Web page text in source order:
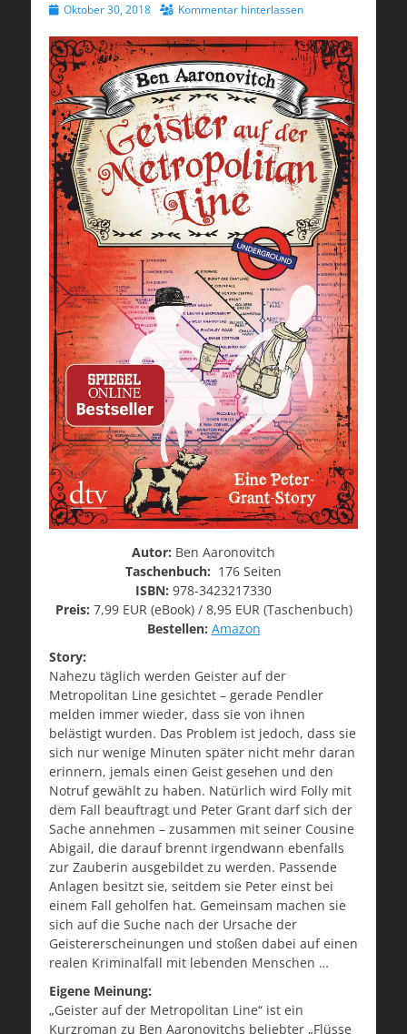
Veröffentlicht
Oktober 30, 2018 Kommentar hinterlassen
Autor: Ben Aaronovitch
Taschenbuch: 176 Seiten
ISBN: 978-3423217330
Preis: 7,99 EUR (eBook) / 8,95 EUR (Taschenbuch)
Bestellen: Amazon
Story:
Nahezu täglich werden Geister auf der
Metropolitan Line gesichtet – gerade Pendler
melden immer wieder, dass sie von ihnen
belästigt wurden. Das Problem ist jedoch, dass sie
sich nur wenige Minuten später nicht mehr daran
erinnern, jemals einen Geist gesehen und den
Notruf gewählt zu haben. Natürlich wird Folly mit
dem Fall beauftragt und Peter Grant darf sich der
Sache annehmen – zusammen mit seiner Cousine
Abigail, die darauf brennt irgendwann ebenfalls
zur Zauberin ausgebildet zu werden. Passende
Anlagen besitzt sie, seitdem sie Peter einst bei
einem Fall geholfen hat. Gemeinsam machen sie
sich auf die Suche nach der Ursache der
Geistererscheinungen und stoßen dabei auf einen
realen Kriminalfall mit lebenden Menschen …
Eigene Meinung:
„Geister auf der Metropolitan Line“ ist ein
Kurzroman zu Ben Aaronovitchs beliebter „Flüsse